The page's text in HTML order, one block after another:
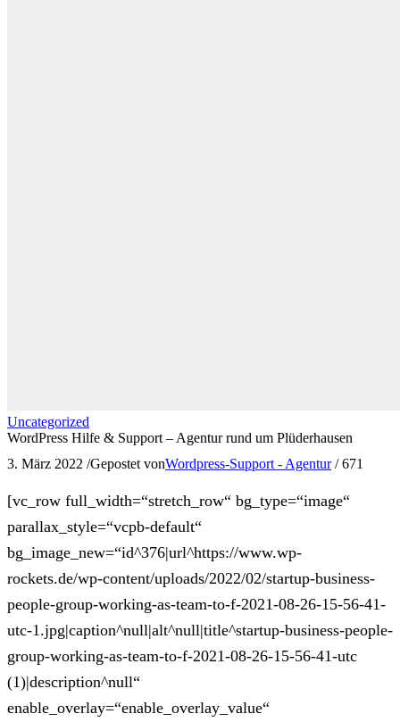
Uncategorized
WordPress Hilfe & Support – Agentur rund um Plüderhausen
3. März 2022 /Gepostet vonWordpress-Support - Agentur / 671
[vc_row full_width=“stretch_row“ bg_type=“image“
parallax_style=“vcpb-default“
bg_image_new=“id^376|url^https://www.wp-
rockets.de/wp-content/uploads/2022/02/startup-business-
people-group-working-as-team-to-f-2021-08-26-15-56-41-
utc-1.jpg|caption^null|alt^null|title^startup-business-people-
group-working-as-team-to-f-2021-08-26-15-56-41-utc
(1)|description^null“
enable_overlay=“enable_overlay_value“